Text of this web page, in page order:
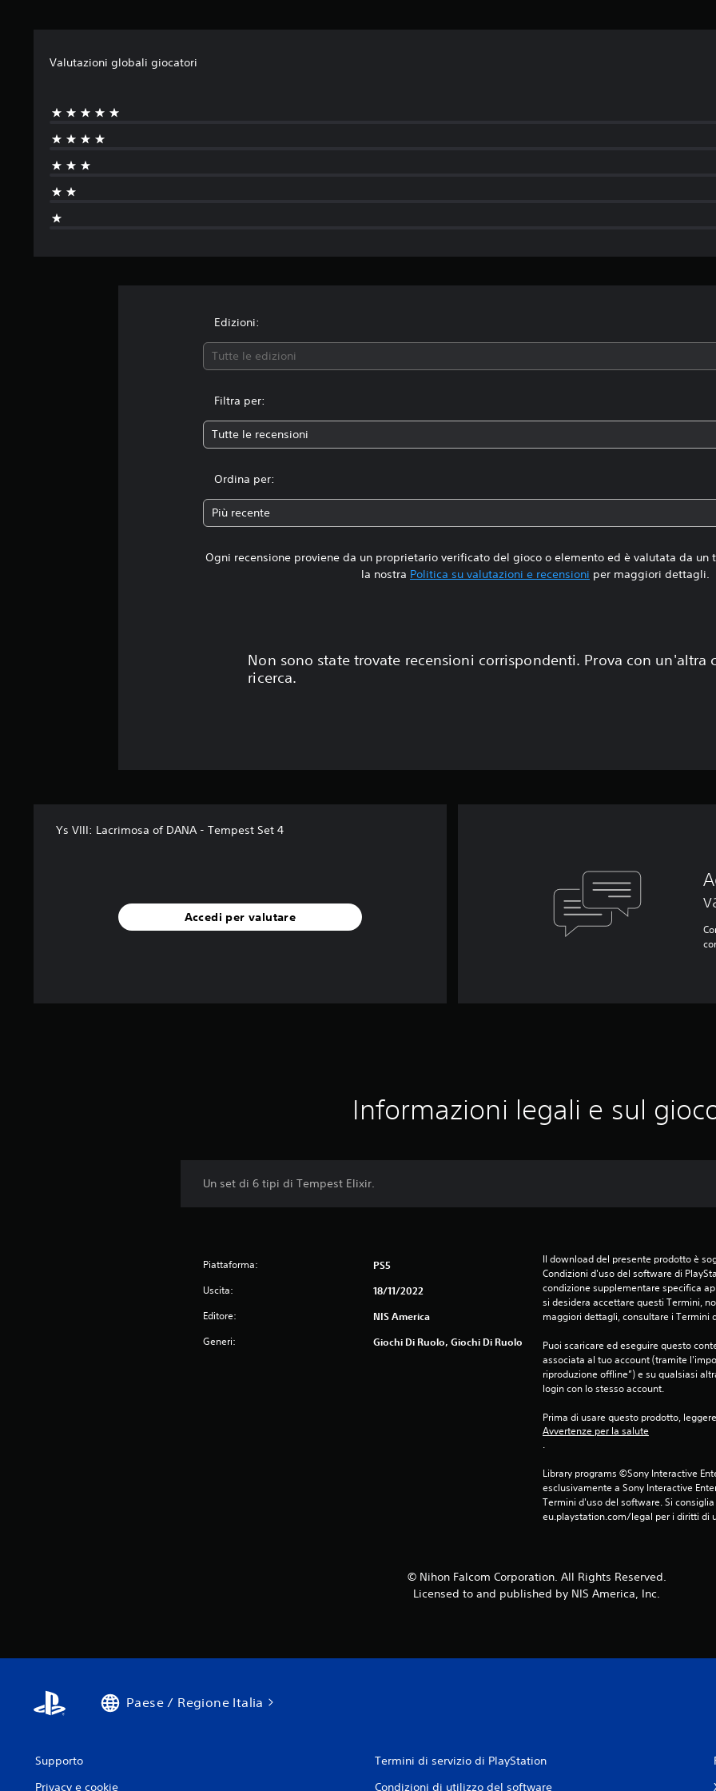
Valutazioni globali giocatori
Edizioni:
Tutte le edizioni
Filtra per:
Tutte le recensioni
Ordina per:
Più recente
Ogni recensione proviene da un proprietario verificato del gioco o elemento ed è valutata da un
la nostra Politica su valutazioni e recensioni per maggiori dettagli.
Non sono state trovate recensioni corrispondenti. Prova con un'altra
ricerca.
Ys VIII: Lacrimosa of DANA - Tempest Set 4
Accedi per valutare
Informazioni legali e sul
Un set di 6 tipi di Tempest Elixir.
Piattaforma: PS5
Uscita: 18/11/2022
Editore: NIS America
Generi: Giochi Di Ruolo, Giochi Di Ruolo
Il download del presente prodotto è
Condizioni d'uso del software di
condizione supplementare specifica
si desidera accettare questi Termini,
maggiori dettagli, consultare i Termini
Puoi scaricare ed eseguire questo
associata al tuo account (tramite
riproduzione offline”) e su qualsiasi
login con lo stesso account.
Prima di usare questo prodotto,
Avvertenze per la salute
.
Library programs ©Sony Interactive
esclusivamente a Sony Interactive
Termini d'uso del software. Si
eu.playstation.com/legal per i diritti di
© Nihon Falcom Corporation. All Rights Reserved.
Licensed to and published by NIS America, Inc.
Paese / Regione Italia
Supporto
Privacy e cookie
Termini di servizio di PlayStation
Condizioni di utilizzo del software